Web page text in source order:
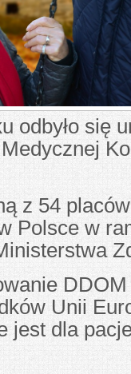
odbyło się
z 54
Polsce w
Unii
jest dla